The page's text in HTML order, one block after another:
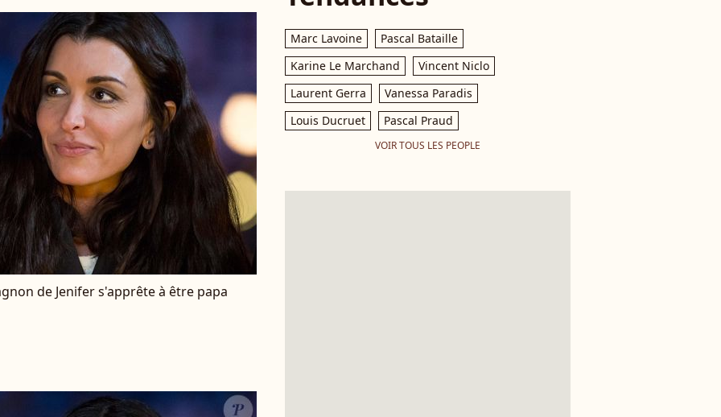
de Jenifer s'apprête à être papa
Marc Lavoine
Pascal Bataille
Karine Le Marchand
Vincent Niclo
Laurent Gerra
Vanessa Paradis
Louis Ducruet
Pascal Praud
VOIR TOUS LES PEOPLE